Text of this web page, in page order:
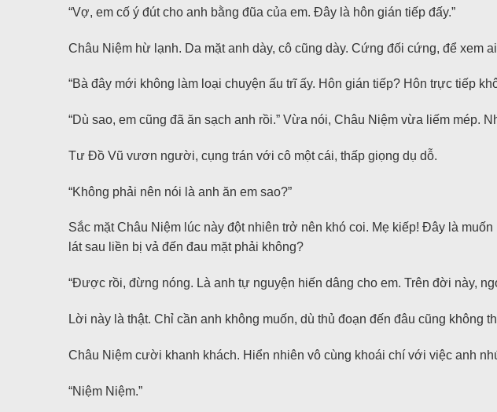
“Vợ, em cố ý đút cho anh bằng đũa của em. Đây là hôn gián tiếp đấy.”
Châu Niệm hừ lạnh. Da mặt anh dày, cô cũng dày. Cứng đối cứng, để xem
“Bà đây mới không làm loại chuyện ấu trĩ ấy. Hôn gián tiếp? Hôn trực tiếp
“Dù sao, em cũng đã ăn sạch anh rồi.” Vừa nói, Châu Niệm vừa liếm mép.
Tư Đồ Vũ vươn người, cụng trán với cô một cái, thấp giọng dụ dỗ.
“Không phải nên nói là anh ăn em sao?”
Sắc mặt Châu Niệm lúc này đột nhiên trở nên khó coi. Mẹ kiếp! Đây là
lát sau liền bị vả đến đau mặt phải không?
“Được rồi, đừng nóng. Là anh tự nguyện hiến dâng cho em. Trên đời này,
Lời này là thật. Chỉ cần anh không muốn, dù thủ đoạn đến đâu cũng không
Châu Niệm cười khanh khách. Hiển nhiên vô cùng khoái chí với việc anh
“Niệm Niệm.”